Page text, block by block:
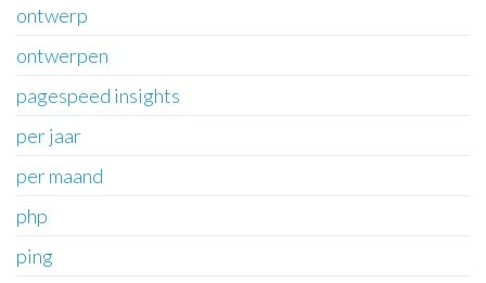
ontwerp
ontwerpen
pagespeed insights
per jaar
per maand
php
ping